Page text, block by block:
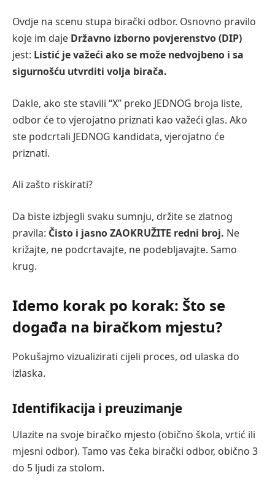
Ovdje na scenu stupa birački odbor. Osnovno pravilo
koje im daje Državno izborno povjerenstvo (DIP)
jest: Listić je važeći ako se može nedvojbeno i sa
sigurnošću utvrditi volja birača.
Dakle, ako ste stavili “X” preko JEDNOG broja liste,
odbor će to vjerojatno priznati kao važeći glas. Ako
ste podcrtali JEDNOG kandidata, vjerojatno će
priznati.
Ali zašto riskirati?
Da biste izbjegli svaku sumnju, držite se zlatnog
pravila: Čisto i jasno ZAOKRUŽITE redni broj. Ne
križajte, ne podcrtavajte, ne podebljavajte. Samo
krug.
Idemo korak po korak: Što se
događa na biračkom mjestu?
Pokušajmo vizualizirati cijeli proces, od ulaska do
izlaska.
Identifikacija i preuzimanje
Ulazite na svoje biračko mjesto (obično škola, vrtić ili
mjesni odbor). Tamo vas čeka birački odbor, obično 3
do 5 ljudi za stolom.